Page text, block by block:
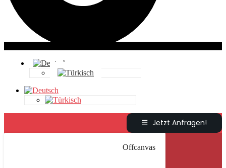
Jetzt Anfragen!
Offcanvas